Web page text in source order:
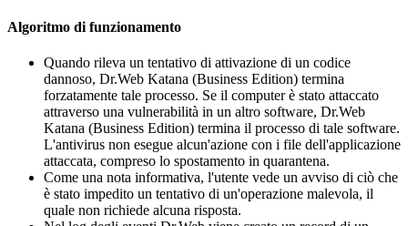
Algoritmo di funzionamento
Quando rileva un tentativo di attivazione di un codice
dannoso, Dr.Web Katana (Business Edition) termina
forzatamente tale processo. Se il computer è stato attaccato
attraverso una vulnerabilità in un altro software, Dr.Web
Katana (Business Edition) termina il processo di tale software.
L'antivirus non esegue alcun'azione con i file dell'applicazione
attaccata, compreso lo spostamento in quarantena.
Come una nota informativa, l'utente vede un avviso di ciò che
è stato impedito un tentativo di un'operazione malevola, il
quale non richiede alcuna risposta.